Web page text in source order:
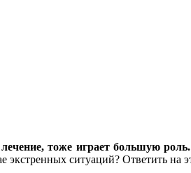
тоже играет большую роль.
ситуаций? Ответить на